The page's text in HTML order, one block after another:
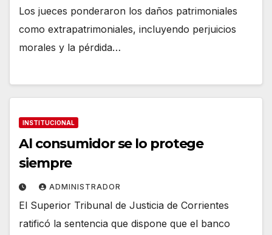
Los jueces ponderaron los daños patrimoniales
como extrapatrimoniales, incluyendo perjuicios
morales y la pérdida…
INSTITUCIONAL
Al consumidor se lo protege
siempre
ADMINISTRADOR
El Superior Tribunal de Justicia de Corrientes
ratificó la sentencia que dispone que el banco